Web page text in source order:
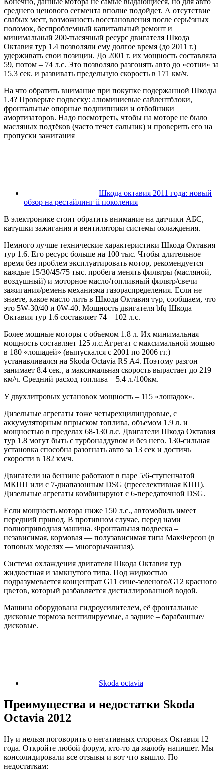
среднего ценового сегмента вполне подойдет. А отсутствие
слабых мест, возможность восстановления после серьёзных
поломок, беспроблемный капитальный ремонт и
минимальный 200-тысячный ресурс двигателя Шкода
Октавия тур 1.4 позволяли ему долгое время (до 2011 г.)
удерживать свои позиции. До 2001 г. их мощность составляла
59, потом – 74 л.с. Это позволяло разгонять авто до «сотни» за
15.3 сек. и развивать предельную скорость в 171 км/ч.
На что обратить внимание при покупке подержанной Шкоды
1.4? Проверьте подвеску: алюминиевые сайлентблоки,
фронтальные опорные подшипники и отбойники
амортизаторов. Надо посмотреть, чтобы на моторе не было
масляных подтёков (часто течет сальник) и проверить его на
пропуски зажигания
Шкода октавия 2011 года: новый
обзор на рестайлинг ii поколения
В электронике стоит обратить внимание на датчики АБС,
катушки зажигания и вентиляторы системы охлаждения.
Немного лучше технические характеристики Шкода Октавия
тур 1.6. Его ресурс больше на 100 тыс. Чтобы длительное
время без проблем эксплуатировать мотор, рекомендуется
каждые 15/30/45/75 тыс. пробега менять фильтры (масляной,
воздушный) и моторное масло/топливный фильтр/свечи
зажигания/ремень механизма газораспределения. Если не
знаете, какое масло лить в Шкода Октавия тур, сообщаем, что
это 5W-30/40 и 0W-40. Мощность двигателя bfq Шкода
Октавия тур 1.6 составляет 74 – 102 л.с.
Более мощные моторы с объемом 1.8 л. Их минимальная
мощность составляет 125 л.с.Агрегат с максимальной мощью
в 180 «лошадей» (выпускался с 2001 по 2006 гг.)
устанавливался на Skoda Octavia RS A4. Поэтому разгон
занимает 8.4 сек., а максимальная скорость вырастает до 219
км/ч. Средний расход топлива – 5.4 л./100км.
У двухлитровых установок мощность – 115 «лошадок».
Дизельные агрегаты тоже четырехцилиндровые, с
аккумуляторным впрыском топлива, объемом 1.9 л. и
мощностью в пределах 68-130 л.с. Двигатели Шкода Октавия
тур 1.8 могут быть с турбонаддувом и без него. 130-сильная
установка способна разогнать авто за 13 сек и достичь
скорости в 182 км/ч.
Двигатели на бензине работают в паре 5/6-ступенчатой
МКПП или с 7-диапазонным DSG (преселективная КПП).
Дизельные агрегаты комбинируют с 6-передаточной DSG.
Если мощность мотора ниже 150 л.с., автомобиль имеет
передний привод. В противном случае, перед нами
полноприводная машина. Фронтальная подвеска –
независимая, кормовая — полузависимая типа МакФерсон (в
топовых моделях — многорычажная).
Система охлаждения двигателя Шкода Октавия тур
жидкостная и замкнутого типа. Под жидкостью
подразумевается концентрат G11 сине-зеленого/G12 красного
цветов, который разбавляется дистиллированной водой.
Машина оборудована гидроусилителем, её фронтальные
дисковые тормоза вентилируемые, а задние – барабанные/
дисковые.
Skoda octavia
Преимущества и недостатки Skoda
Octavia 2012
Ну и нельзя поговорить о негативных сторонах Октавия 12
года. Откройте любой форум, кто-то да жалобу напишет. Мы
консолидировали все отзывы и вот что вышло. По
недостаткам: